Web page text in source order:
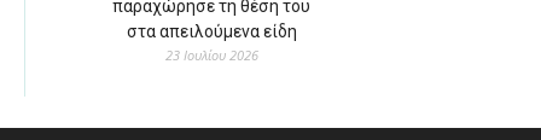
παραχώρησε τη θέση του
στα απειλούμενα είδη
23 Ιουλίου 2026